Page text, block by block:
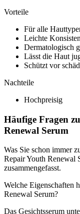
Vorteile
Für alle
Leichte
Dermatologisch
Lässt die Haut
Schützt vor
Nachteile
Hochpreisig
Häufige Fragen
Renewal Serum
Was Sie schon immer
Repair Youth Renewal
zusammengefasst.
Welche Eigenschaften
Renewal Serum?
Das Gesichtsserum